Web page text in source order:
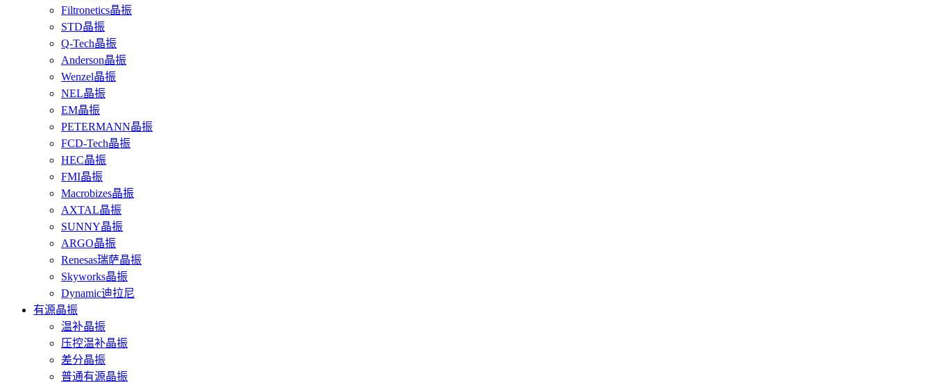
Filtronetics晶振
STD晶振
Q-Tech晶振
Anderson晶振
Wenzel晶振
NEL晶振
EM晶振
PETERMANN晶振
FCD-Tech晶振
HEC晶振
FMI晶振
Macrobizes晶振
AXTAL晶振
SUNNY晶振
ARGO晶振
Renesas瑞萨晶振
Skyworks晶振
Dynamic迪拉尼
有源晶振
温补晶振
压控温补晶振
差分晶振
普通有源晶振